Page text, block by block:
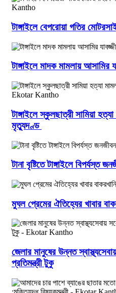
টাঙ্গাইলে বেপরোয়া গতির
টাঙ্গাইলে মাদক মামলায় আসামির
টাঙ্গাইলে স্কুলছাত্রী সামিয়া
মৃত্যুদণ্ড
টানা বৃষ্টিতে টাঙ্গাইলে বিপর্যস্ত
মুঘল প্রেমের ঐতিহ্যের খাবার
জেলার মানুষের উন্নত
প্রতিমন্ত্রী টুকু